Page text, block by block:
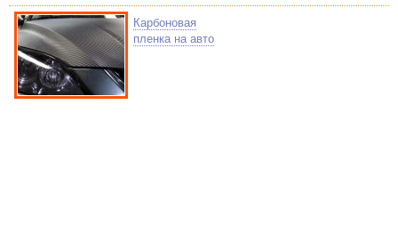
Карбоновая
пленка на авто